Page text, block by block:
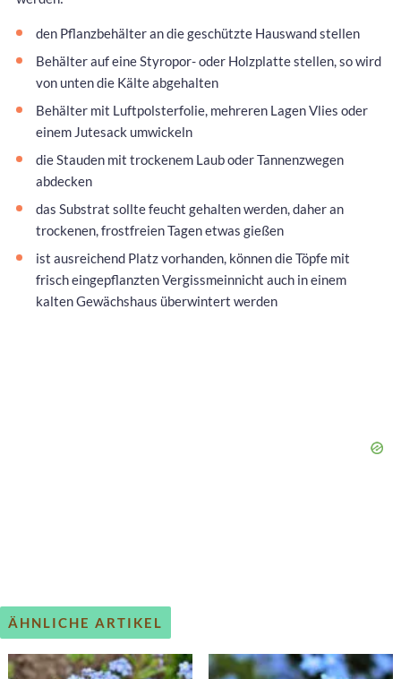
den Pflanzbehälter an die geschützte Hauswand stellen
Behälter auf eine Styropor- oder Holzplatte stellen, so wird
von unten die Kälte abgehalten
Behälter mit Luftpolsterfolie, mehreren Lagen Vlies oder
einem Jutesack umwickeln
die Stauden mit trockenem Laub oder Tannenzwegen
abdecken
das Substrat sollte feucht gehalten werden, daher an
trockenen, frostfreien Tagen etwas gießen
ist ausreichend Platz vorhanden, können die Töpfe mit
frisch eingepflanzten Vergissmeinnicht auch in einem
kalten Gewächshaus überwintert werden
ÄHNLICHE ARTIKEL